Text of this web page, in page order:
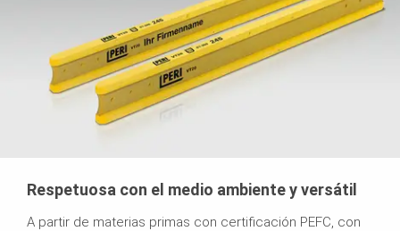
Respetuosa con el medio ambiente y versátil
A partir de materias primas con certificación PEFC, con